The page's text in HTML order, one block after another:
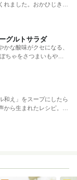
れました。おかひじきの
グルトサラダ
な酸味がクセになる、
ちゃをさつまいもやじ
和え」をスープにしたら
ら生まれたレシピ。つ